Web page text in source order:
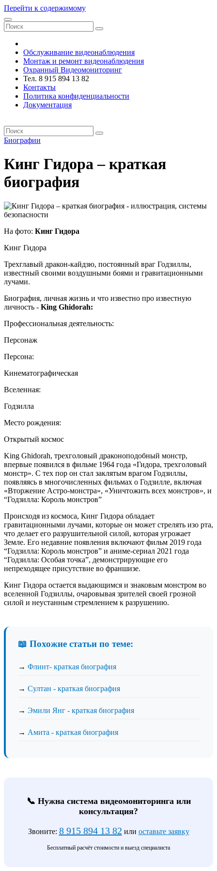
Перейти к содержимому
Обслуживание видеонаблюдения
Монтаж и ремонт видеонаблюдения
Охранный Видеомониторинг
Тел. 8 915 894 13 82
Контакты
Политика конфиденциальности
Документация
Биографии
Кинг Гидора – краткая
биография
На фото: Кинг Гидора
Кинг Гидора
Трехглавый дракон-кайдзю, постоянный враг Годзиллы,
известный своими воздушными боями и гравитационными
лучами.
Биография, личная жизнь и что известно про известную
личность - King Ghidorah:
Профессиональная деятельность:
Персонаж
Персона:
Кинематографическая
Вселенная:
Годзилла
Место рождения:
Открытый космос
King Ghidorah, трехголовый драконоподобный монстр,
впервые появился в фильме 1964 года «Гидора, трехголовый
монстр». С тех пор он стал заклятым врагом Годзиллы,
появляясь в многочисленных фильмах о Годзилле, включая
«Вторжение Астро-монстра», «Уничтожить всех монстров», и
“Годзилла: Король монстров”
Происходя из космоса, Кинг Гидора обладает
гравитационными лучами, которые он может стрелять изо рта,
что делает его разрушительной силой, которая угрожает
Земле. Его недавние появления включают фильм 2019 года
“Годзилла: Король монстров” и аниме-сериал 2021 года
“Годзилла: Особая точка”, демонстрирующие его
непреходящее присутствие во франшизе.
Кинг Гидора остается выдающимся и знаковым монстром во
вселенной Годзиллы, очаровывая зрителей своей грозной
силой и неустанным стремлением к разрушению.
📖 Похожие статьи по теме:
→ Флинт- краткая биография
→ Султан - краткая биография
→ Эмили Янг - краткая биография
→ Амита - краткая биография
📞 Нужна система видеомониторинга или
консультация?
Звоните: 8 915 894 13 82 или оставьте заявку
Бесплатный расчёт стоимости и выезд специалиста